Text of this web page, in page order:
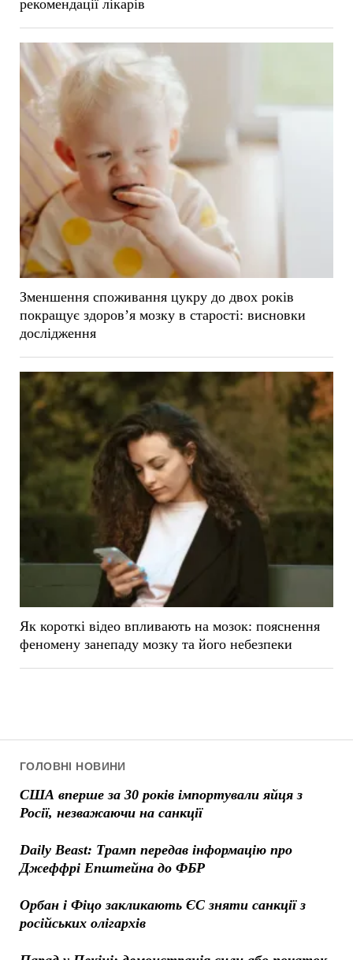
ГОЛОВНІ НОВИНИ
США вперше за 30 років імпортували яйця з
Росії, незважаючи на санкції
Daily Beast: Трамп передав інформацію про
Джеффрі Епштейна до ФБР
Орбан і Фіцо закликають ЄС зняти санкції з
російських олігархів
рекомендації лікарів
Зменшення споживання цукру до двох років
покращує здоров’я мозку в старості: висновки
дослідження
Як короткі відео впливають на мозок: пояснення
феномену занепаду мозку та його небезпеки